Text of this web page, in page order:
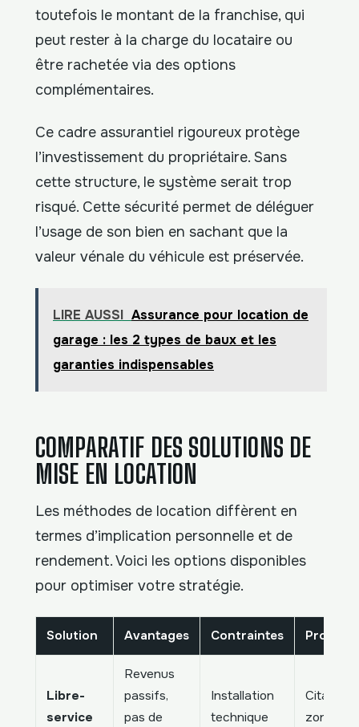
toutefois le montant de la franchise, qui
peut rester à la charge du locataire ou
être rachetée via des options
complémentaires.
Ce cadre assurantiel rigoureux protège
l’investissement du propriétaire. Sans
cette structure, le système serait trop
risqué. Cette sécurité permet de déléguer
l’usage de son bien en sachant que la
valeur vénale du véhicule est préservée.
LIRE AUSSI Assurance pour location de
garage : les 2 types de baux et les
garanties indispensables
COMPARATIF DES SOLUTIONS DE
MISE EN LOCATION
Les méthodes de location diffèrent en
termes d’implication personnelle et de
rendement. Voici les options disponibles
pour optimiser votre stratégie.
Solution Avantages Contraintes Profil
Libre-
service
Revenus
passifs,
pas de
Installation
technique
zone